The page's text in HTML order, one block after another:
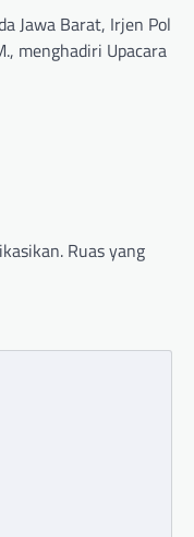
Jawa Barat, Irjen Pol
menghadiri Upacara
Ruas yang